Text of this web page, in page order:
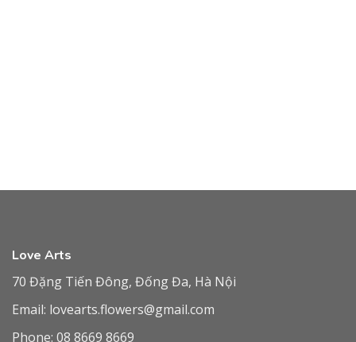
Love Arts
70 Đặng Tiến Đông, Đống Đa, Hà Nội
Email: lovearts.flowers@gmail.com
Phone: 08 8669 8669